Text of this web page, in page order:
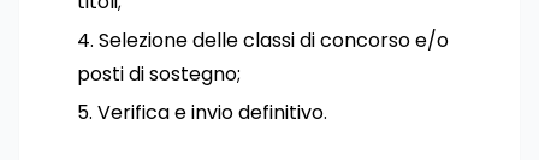
Selezione delle classi di concorso e/o
posti di sostegno;
Verifica e invio definitivo.